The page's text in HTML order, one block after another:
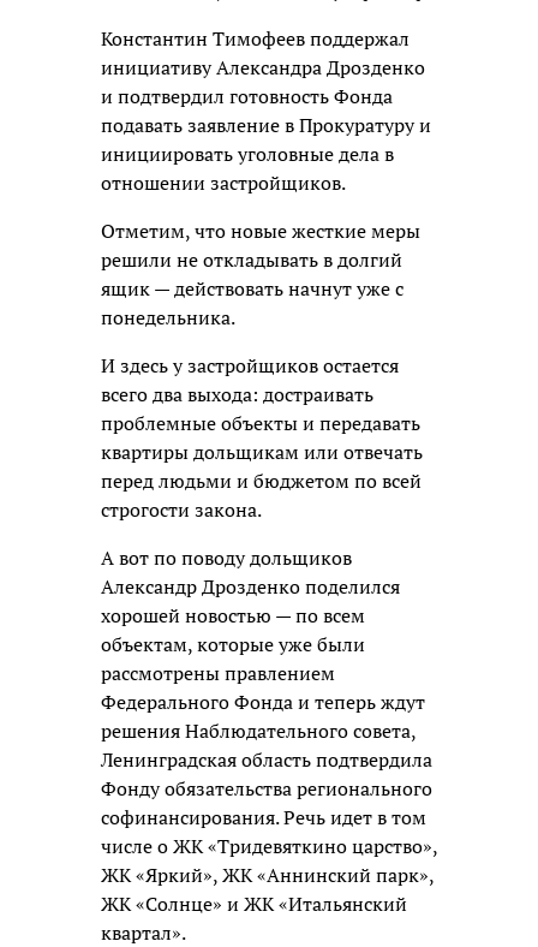
Константин Тимофеев поддержал
инициативу Александра Дрозденко
и подтвердил готовность Фонда
подавать заявление в Прокуратуру и
инициировать уголовные дела в
отношении застройщиков.
Отметим, что новые жесткие меры
решили не откладывать в долгий
ящик — действовать начнут уже с
понедельника.
И здесь у застройщиков остается
всего два выхода: достраивать
проблемные объекты и передавать
квартиры дольщикам или отвечать
перед людьми и бюджетом по всей
строгости закона.
А вот по поводу дольщиков
Александр Дрозденко поделился
хорошей новостью — по всем
объектам, которые уже были
рассмотрены правлением
Федерального Фонда и теперь ждут
решения Наблюдательного совета,
Ленинградская область подтвердила
Фонду обязательства регионального
софинансирования. Речь идет в том
числе о ЖК «Тридевяткино царство»,
ЖК «Яркий», ЖК «Аннинский парк»,
ЖК «Солнце» и ЖК «Итальянский
квартал».